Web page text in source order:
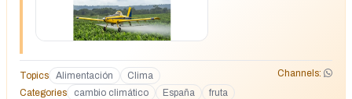
Topics Alimentación Clima
Channels:
Categories
cambio climático España
fruta